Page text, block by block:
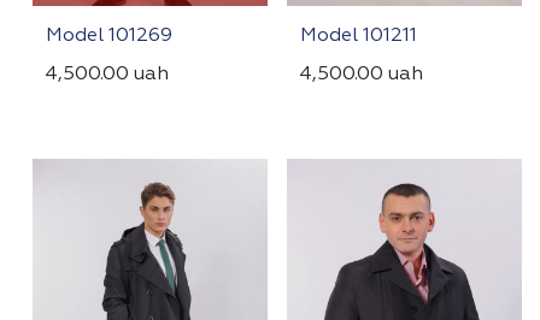
Model 101269
4,500.00 uah
Model 101211
4,500.00uah